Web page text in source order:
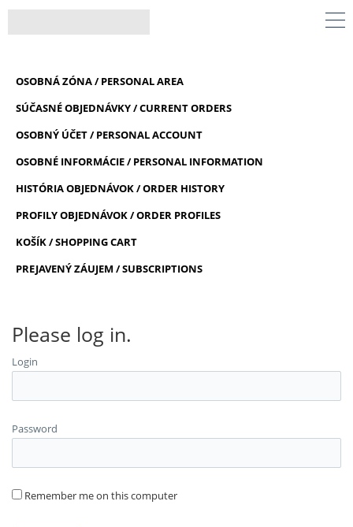
OSOBNÁ ZÓNA / PERSONAL AREA
SÚČASNÉ OBJEDNÁVKY / CURRENT ORDERS
OSOBNÝ ÚČET / PERSONAL ACCOUNT
OSOBNÉ INFORMÁCIE / PERSONAL INFORMATION
HISTÓRIA OBJEDNÁVOK / ORDER HISTORY
PROFILY OBJEDNÁVOK / ORDER PROFILES
KOŠÍK / SHOPPING CART
PREJAVENÝ ZÁUJEM / SUBSCRIPTIONS
Please log in.
Login
Password
Remember me on this computer